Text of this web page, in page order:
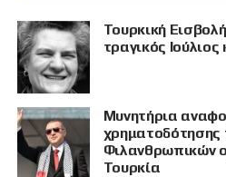
Τουρκική
τραγικός
Μυνητήρια
χρηματοδότησης
Φιλανθρωπικών
Τουρκία